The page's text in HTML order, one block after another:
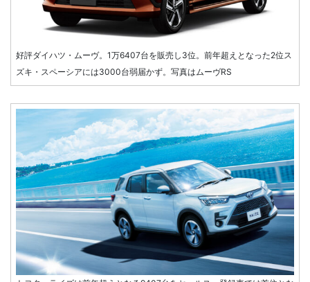
好評ダイハツ・ムーヴ。1万6407台を販売し3位。前年超えとなった2位ス
ズキ・スペーシアには3000台弱届かず。写真はムーヴRS